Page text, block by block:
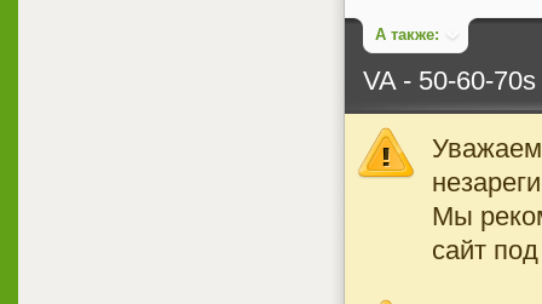
А также:
VA - 50-60-
Мы
сайт